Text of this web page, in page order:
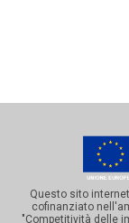
Questo sito
cofinanziato
"Competitività delle